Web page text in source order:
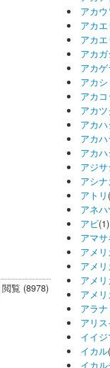
閲覧 (8978)
アカウ
アカ
アカ
アカ
アカゲ
アカ
アカコ
アカ
アカハ
アカハ
アカ
アジサ
アシ
アトリ
アネ
アビ(1)
アマサ
アメ
アメ
アメリ
アメ
アラ
アリス
イイ
イカル
イカル